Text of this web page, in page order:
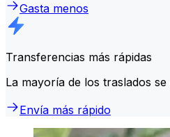
Gasta menos
Transferencias más rápidas
La mayoría de los traslados se
Envía más rápido